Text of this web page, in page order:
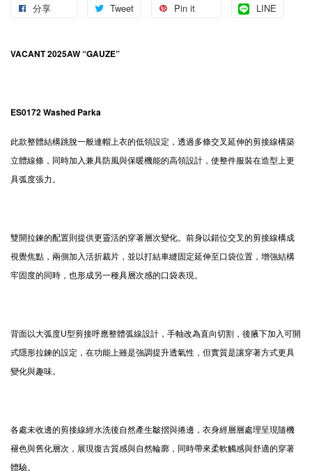
分享 Tweet Pin it LINE
VACANT 2025AW “GAUZE”
ES0172 Washed Parka
此款整體結構跳脫一般連帽上衣的低領設定，透過多條交叉延伸的剪接線構築
立體線條，同時加入兼具防風與保暖機能的高領設計，使整件服裝在造型上更
具弧度張力。
雙開拉鍊的配置則提供更靈活的穿著層次變化。前身以錯位交叉的剪接線構成
視覺焦點，兩側加入活折裁片，並以打結車縫固定延伸至口袋位置，增強結構
牢固度的同時，也形成另一種具層次感的口袋表現。
背面以大弧度U型剪接呼應整體弧線設計，手軸改為直向切割，後腋下加入可開
式隱形拉鍊的設定，在功能上雖是強調提升透氣性，但實質是讓穿著方式更具
變化與趣味。
各處未收邊的剪接線經水洗後自然產生皺摺與捲邊，衣身經層層處理呈現隨機
褪色與舊化層次，展現復古質感與自然輪廓，同時帶來柔軟觸感與舒適的穿著
體驗。